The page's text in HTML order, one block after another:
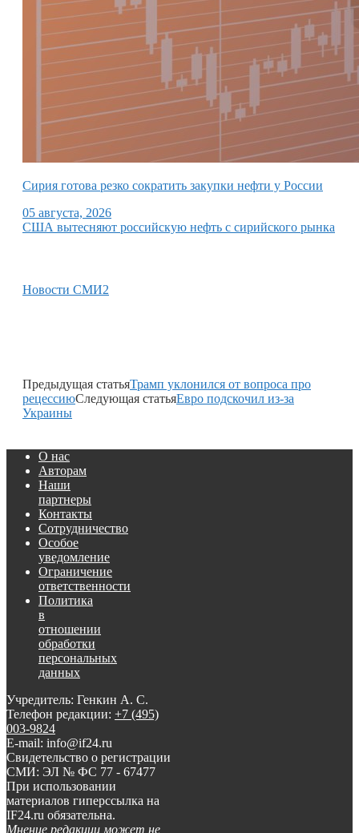
Сирия готова резко сократить закупки нефти у России
05 августа, 2026
США вытесняют российскую нефть с сирийского рынка
Новости СМИ2
Предыдущая статьяТрамп уклонился от вопроса про
рецессиюСледующая статьяЕвро подскочил из-за
Украины
О нас
Авторам
Наши
партнеры
Контакты
Сотрудничество
Особое
уведомление
Ограничение
ответственности
Политика
в
отношении
обработки
персональных
данных
Учредитель: Генкин А. С.
Телефон редакции: +7 (495)
003-9824
E-mail: info@if24.ru
Свидетельство о регистрации
СМИ: ЭЛ № ФС 77 - 67477
При использовании
материалов гиперссылка на
IF24.ru обязательна.
Мнение редакции может не